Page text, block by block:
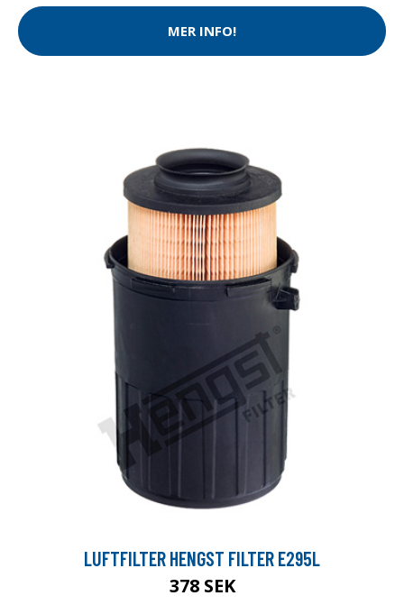
MER INFO!
LUFTFILTER HENGST FILTER E295L
378 SEK